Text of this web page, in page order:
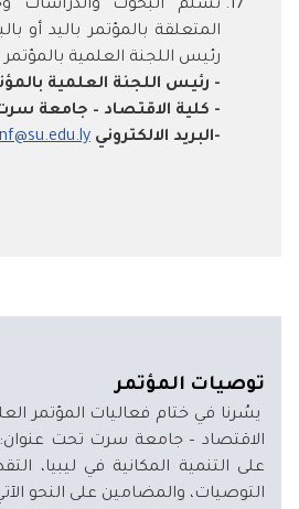
تُسلم البحوث والدراسات
المتعلقة بالمؤتمر باليد أو
رئيس اللجنة العلمية بالمؤتمر
- رئيس اللجنة العلمية
- كلية الاقتصاد – جامعة سرت
-البريد الالكتروني
توصيات المؤتمر
يسُرنا في ختام فعاليات المؤتمر
الاقتصاد – جامعة سرت تحت عنوان:
على التنمية المكانية في ليبيا،
التوصيات، والمضامين على النحو